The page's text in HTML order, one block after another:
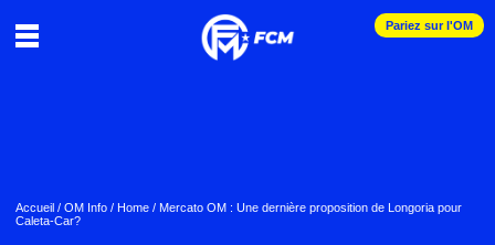
Pariez sur l'OM
Accueil / OM Info / Home / Mercato OM : Une dernière proposition de Longoria pour
Caleta-Car?